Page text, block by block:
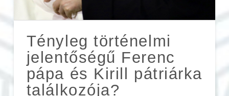
Tényleg történelmi
jelentőségű Ferenc
pápa és Kirill pátriárka
találkozója?